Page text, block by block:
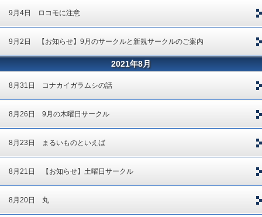
9月4日 ロコモに注意
9月2日 【お知らせ】9月のサークルと新規サークルのご案内
2021年8月
8月31日 コナカイガラムシの話
8月26日 9月の木曜日サークル
8月23日 まるいものといえば
8月21日 【お知らせ】土曜日サークル
8月20日 丸